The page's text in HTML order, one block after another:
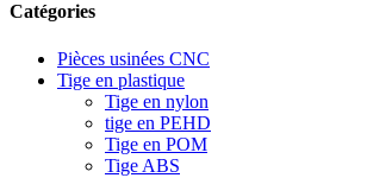
Catégories
Pièces usinées CNC
Tige en plastique
Tige en nylon
tige en PEHD
Tige en POM
Tige ABS